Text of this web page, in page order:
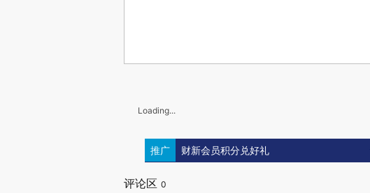
Loading...
推广 财新会员积分兑好礼
评论区 0